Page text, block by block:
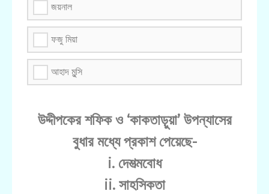
জয়নাল
ফজু মিয়া
আহাদ মুন্সি
উদ্দীপকের শফিক ও ‘কাকতাড়ুয়া’ উপন্যাসের
বুধার মধ্যে প্রকাশ পেয়েছে-
i. দেশত্মবোধ
ii. সাহসিকতা